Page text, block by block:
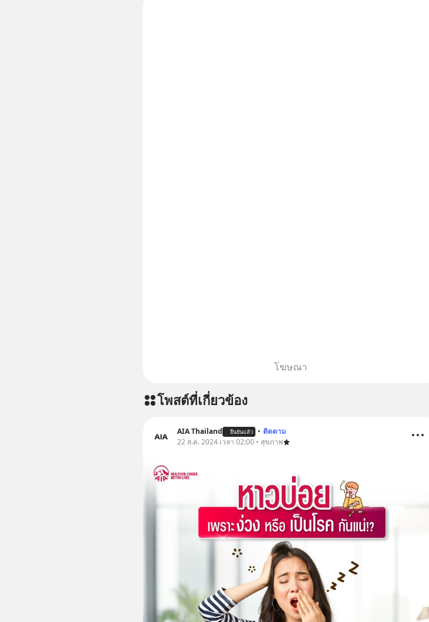
โฆษณา
โพสต์ที่เกี่ยวข้อง
AIA Thailand ยืนยันแล้ว • ติดตาม
22 ส.ค. 2024 เวลา 02:00 • สุขภาพ